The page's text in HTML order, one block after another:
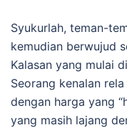
Syukurlah, teman-
kemudian berwujud
Kalasan yang mulai
Seorang kenalan
dengan harga yang
yang masih lajang